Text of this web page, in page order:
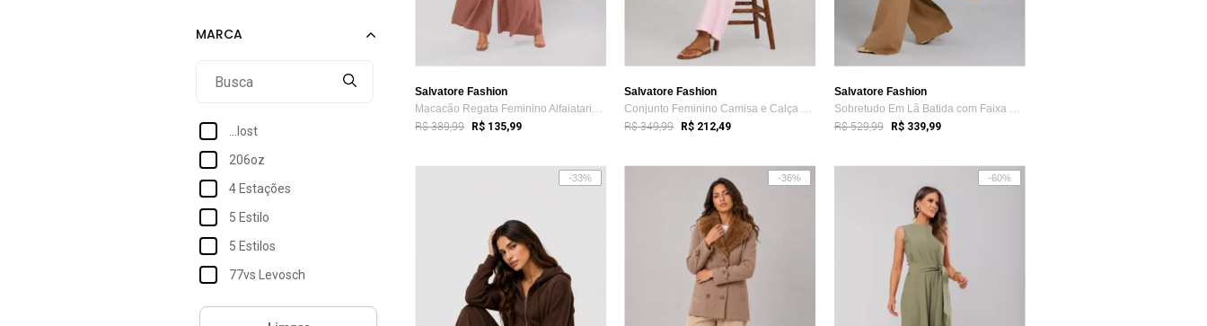
40
...lost
206oz
4 Estações
5 Estilo
5 Estilos
77vs Levosch
Accona
Salvatore Fashion
Macacão Regata Feminino Alfaiataria Pant...
R$ 389,99 R$ 135,99
Salvatore Fashion
Conjunto Feminino Camisa e Calça Pantalo...
R$ 349,99 R$ 212,49
Salvatore Fashion
Sobretudo Em Lã Batida com Faixa para Am...
R$ 529,99 R$ 339,99
-33% -36% -60%